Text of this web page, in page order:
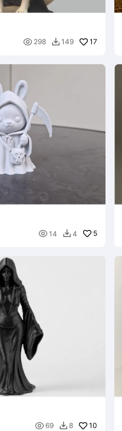
 298  149 17
 14  4 5
 69  8 10